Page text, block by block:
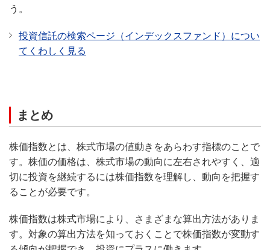
う。
投資信託の検索ページ（インデックスファンド）につい
てくわしく見る
まとめ
株価指数とは、株式市場の値動きをあらわす指標のことで
す。株価の価格は、株式市場の動向に左右されやすく、適
切に投資を継続するには株価指数を理解し、動向を把握す
ることが必要です。
株価指数は株式市場により、さまざまな算出方法がありま
す。対象の算出方法を知っておくことで株価指数が変動す